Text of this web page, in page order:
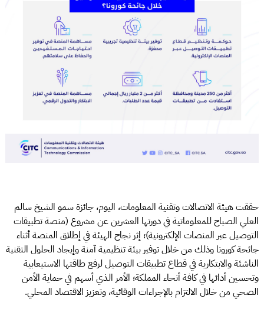
حققت هيئة الاتصالات وتقنية المعلومات، اليوم، جائزة سمو الشيخ سالم
العلي الصباح للمعلوماتية في دورتها العشرين عن مشروع (منصة تطبيقات
التوصيل عبر المنصات الإلكترونية)؛ إثر نجاح الهيئة في إطلاق المنصة أثناء
جائحة كورونا وذلك من خلال توفير بيئة تنظيمية آمنة وإيجاد الحلول التقنية
الناشئة والابتكارية في قطاع تطبيقات التوصيل لرفع طاقتها الاستيعابية
وتحسين أدائها في كافة أنحاء المملكة؛ الأمر الذي أسهم في حماية الأمن
الصحي من خلال الالتزام بالإجراءات الوقائية، وتعزيز الاقتصاد المحلي.